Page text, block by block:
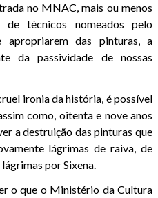
no MNAC, mais ou menos
de técnicos nomeados pelo
das pinturas, a
da passividade de nossas
ironia da história, é possível
como, oitenta e nove anos
a destruição das pinturas que
lágrimas de raiva, de
por Sixena.
o que o Ministério da Cultura